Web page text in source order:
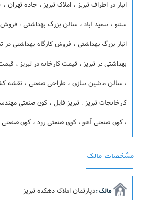
انبار در اطراف تبریز ، املاک تبریز ، جاده
سنتو ، سعید آباد ، سالن بزرگ بهداشتی ، فروش
انبار بزرگ بهداشتی ، فروش کارگاه بهداشتی در
بهداشتی در تبریز ، قیمت کارخانه در تبریز ،
، سالن ماشین سازی ، طراحی صنعتی ، نقشه
کارخانجات تبریز ، تبریز فایل ، کوی صنعتی
، کوی صنعتی آهو ، کوی صنعتی رود ، کوی صنعتی
مشخصات مالک
مالک :دپارتمان املاک دهکده تبریز